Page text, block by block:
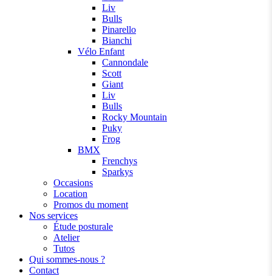
Liv
Bulls
Pinarello
Bianchi
Vélo Enfant
Cannondale
Scott
Giant
Liv
Bulls
Rocky Mountain
Puky
Frog
BMX
Frenchys
Sparkys
Occasions
Location
Promos du moment
Nos services
Étude posturale
Atelier
Tutos
Qui sommes-nous ?
Contact